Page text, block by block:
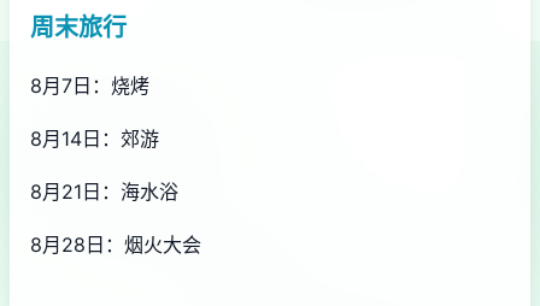
周末旅行
8月7日：烧烤
8月14日：郊游
8月21日：海水浴
8月28日：烟火大会